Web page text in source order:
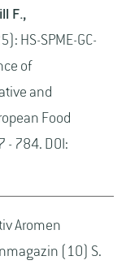
F.,
HS-SPME-GC-
of
and
Food
- 784. DOI:
Aromen
(10) S.